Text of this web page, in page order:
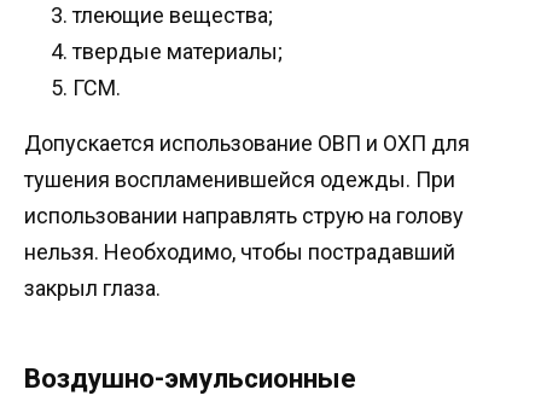
тлеющие вещества;
твердые материалы;
ГСМ.
Допускается использование ОВП и ОХП для
тушения воспламенившейся одежды. При
использовании направлять струю на голову
нельзя. Необходимо, чтобы пострадавший
закрыл глаза.
Воздушно-эмульсионные